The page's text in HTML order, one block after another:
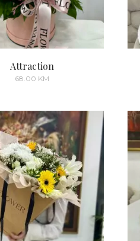
Attraction
68.00 KM